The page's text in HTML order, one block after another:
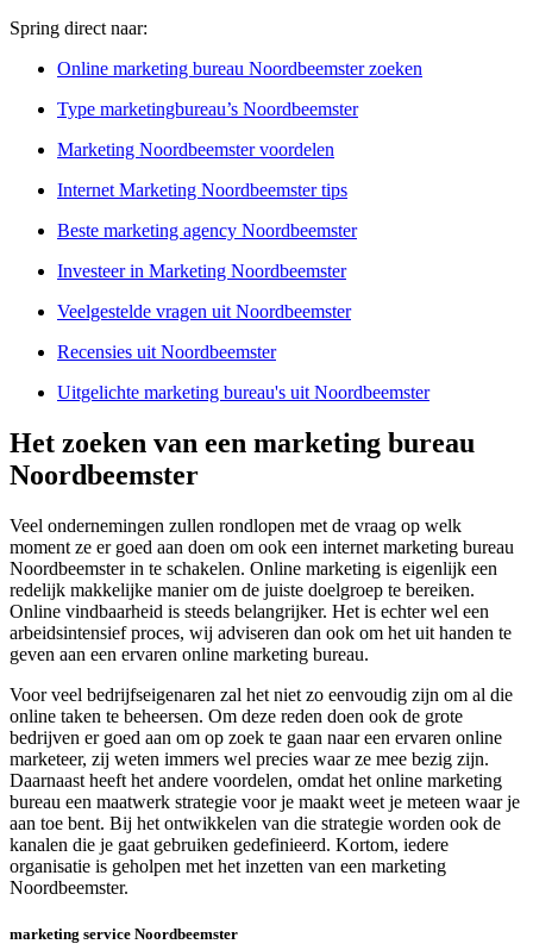
Spring direct naar:
Online marketing bureau Noordbeemster zoeken
Type marketingbureau’s Noordbeemster
Marketing Noordbeemster voordelen
Internet Marketing Noordbeemster tips
Beste marketing agency Noordbeemster
Investeer in Marketing Noordbeemster
Veelgestelde vragen uit Noordbeemster
Recensies uit Noordbeemster
Uitgelichte marketing bureau's uit Noordbeemster
Het zoeken van een marketing bureau
Noordbeemster
Veel ondernemingen zullen rondlopen met de vraag op welk
moment ze er goed aan doen om ook een internet marketing bureau
Noordbeemster in te schakelen. Online marketing is eigenlijk een
redelijk makkelijke manier om de juiste doelgroep te bereiken.
Online vindbaarheid is steeds belangrijker. Het is echter wel een
arbeidsintensief proces, wij adviseren dan ook om het uit handen te
geven aan een ervaren online marketing bureau.
Voor veel bedrijfseigenaren zal het niet zo eenvoudig zijn om al die
online taken te beheersen. Om deze reden doen ook de grote
bedrijven er goed aan om op zoek te gaan naar een ervaren online
marketeer, zij weten immers wel precies waar ze mee bezig zijn.
Daarnaast heeft het andere voordelen, omdat het online marketing
bureau een maatwerk strategie voor je maakt weet je meteen waar je
aan toe bent. Bij het ontwikkelen van die strategie worden ook de
kanalen die je gaat gebruiken gedefinieerd. Kortom, iedere
organisatie is geholpen met het inzetten van een marketing
Noordbeemster.
marketing service Noordbeemster